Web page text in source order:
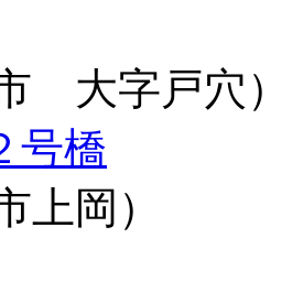
大字戸穴）
号橋
上岡）